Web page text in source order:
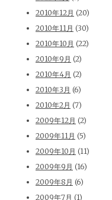
2010年12月 (20)
2010年11月 (30)
2010年10月 (22)
2010年9月 (2)
2010年4月 (2)
2010年3月 (6)
2010年2月 (7)
2009年12月 (2)
2009年11月 (5)
2009年10月 (11)
2009年9月 (16)
2009年8月 (6)
2009年7月 (1)